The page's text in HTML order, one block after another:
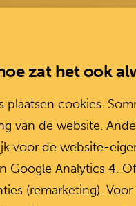
zat het ook
plaatsen cookies.
van de website.
voor de website-
Google Analytics 4.
(remarketing).